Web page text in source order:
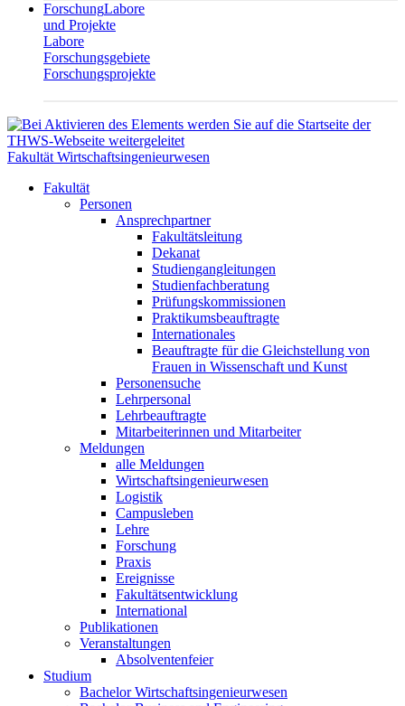
ForschungLabore
und Projekte
Labore
Forschungsgebiete
Forschungsprojekte
Fakultät Wirtschaftsingenieurwesen
Fakultät
Personen
Ansprechpartner
Fakultätsleitung
Dekanat
Studiengangleitungen
Studienfachberatung
Prüfungskommissionen
Praktikumsbeauftragte
Internationales
Beauftragte für die Gleichstellung von
Frauen in Wissenschaft und Kunst
Personensuche
Lehrpersonal
Lehrbeauftragte
Mitarbeiterinnen und Mitarbeiter
Meldungen
alle Meldungen
Wirtschaftsingenieurwesen
Logistik
Campusleben
Lehre
Forschung
Praxis
Ereignisse
Fakultätsentwicklung
International
Publikationen
Veranstaltungen
Absolventenfeier
Studium
Bachelor Wirtschaftsingenieurwesen